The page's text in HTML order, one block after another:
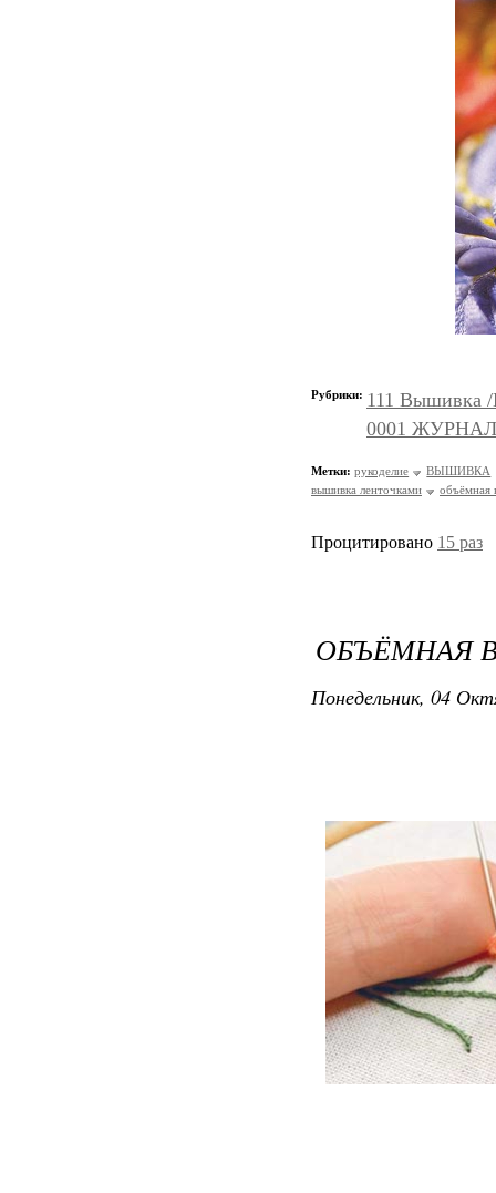
Рубрики: 111 Вышивка
0001
Метки: рукоделие
ВЫШИВКА
вышивка ленточками
объёмная
Процитировано 15 раз
ОБЪЁМНАЯ
Понедельник, 04